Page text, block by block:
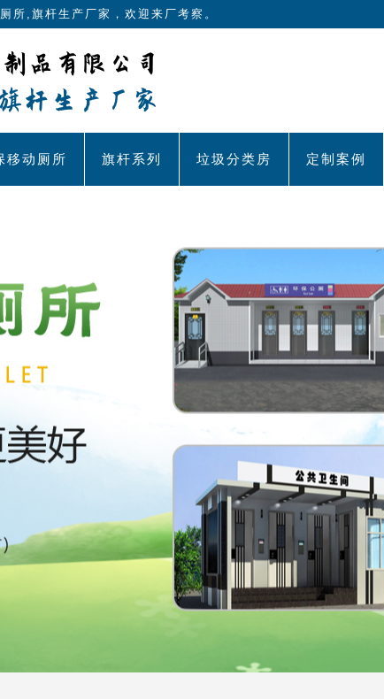
所,旗杆生产厂家，欢迎来厂考察。
移动厕所 旗杆系列 垃圾分类房 定制案例